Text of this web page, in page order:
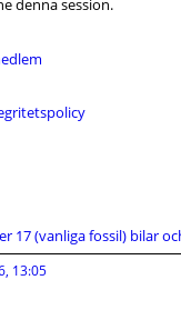
denna session.
17 (vanliga fossil) bilar
13:05